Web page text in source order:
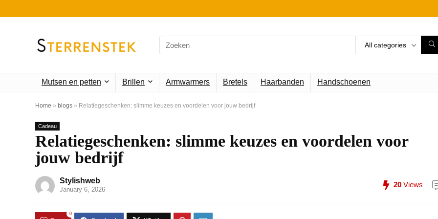
Search
for:
All categories
Mutsen en petten Brillen Armwarmers Bretels Haarbanden Handschoenen
Home » blogs » Relatiegeschenken: slimme keuzes en voordelen voor jouw bedrijf
Cadeau
Relatiegeschenken: slimme keuzes en voordelen voor
jouw bedrijf
Stylishweb
January 6, 2026
20 Views
0